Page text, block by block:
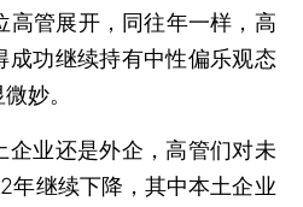
高管展开，同往年一样，高
成功继续持有中性偏乐观态
妙。
业还是外企，高管们对未
年继续下降，其中本土企业